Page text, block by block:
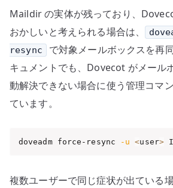
Maildir の実体が残っており、
おかしいと考えられる場合は、
resync
で対象メールボックスを再
キュメントでも、Dovecot がメール
動解決できない場合に使う管理コマ
ています。
doveadm force-resync -u <user>
複数ユーザーで同じ症状が出ている